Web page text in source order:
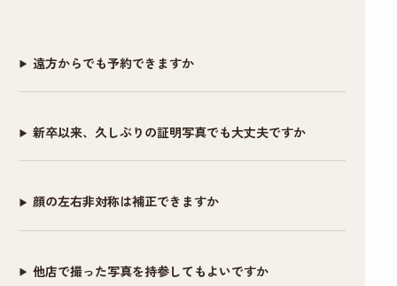
ざいました。
等)はしても大丈夫だ
と思います。(私はメ
ンをクレンジングシ
にかく納得のいく写
すめです。データも
正あり・なしのも
けるので助かりまし
た！！
撮影後、要すれば修整してもらえます。カメラ
マンさんと相談しつつ、写真画像を見つつ修整
し今回キチンと写真を撮ってもらった事が、思
「リクルート写真」はオススメできると思いま
遠方からでも予約できますか
新卒以来、久しぶりの証明写真でも大丈夫ですか
顔の左右非対称は補正できますか
他店で撮った写真を持参してもよいですか